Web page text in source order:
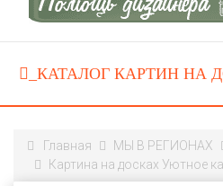
Главная МЫ В РЕГИОНАХ
Картина на досках Уютное